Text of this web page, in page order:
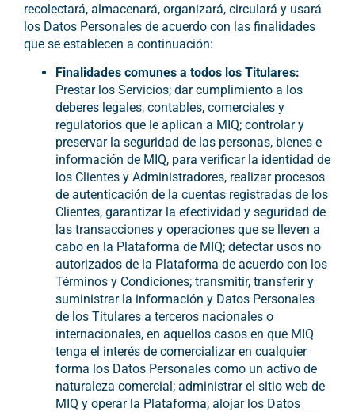
recolectará, almacenará, organizará, circulará y usará
los Datos Personales de acuerdo con las finalidades
que se establecen a continuación:
Finalidades comunes a todos los Titulares:
Prestar los Servicios; dar cumplimiento a los
deberes legales, contables, comerciales y
regulatorios que le aplican a MIQ; controlar y
preservar la seguridad de las personas, bienes e
información de MIQ, para verificar la identidad de
los Clientes y Administradores, realizar procesos
de autenticación de la cuentas registradas de los
Clientes, garantizar la efectividad y seguridad de
las transacciones y operaciones que se lleven a
cabo en la Plataforma de MIQ; detectar usos no
autorizados de la Plataforma de acuerdo con los
Términos y Condiciones; transmitir, transferir y
suministrar la información y Datos Personales
de los Titulares a terceros nacionales o
internacionales, en aquellos casos en que MIQ
tenga el interés de comercializar en cualquier
forma los Datos Personales como un activo de
naturaleza comercial; administrar el sitio web de
MIQ y operar la Plataforma; alojar los Datos